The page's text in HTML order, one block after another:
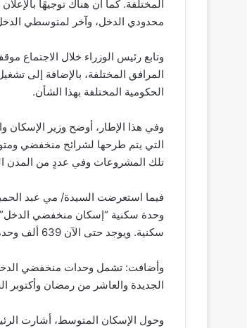
محدودي الدخل، وآخر لمتوسطي
وتابع رئيس الوزراء خلال الاجتماع
المرافق المختلفة، بالإضافة إلى
الحكومية المختلفة بهذا الشأن.
وفي هذا الإطار، أوضح وزير الإسكان
التي يتم طرحها لشرائح منخفضي
تلك المشروعات وفي عددٍ من المدن
فيما استعرضت السيدة/ مي عبد
سكنية. ويوجد حتى الآن 639 ألف وحدة سكنية مُخصصة من تلك الوحدات التي تم طرحها.
الجديدة والعاشر من رمضان وأكتوبر
وحول الإسكان المتوسط، أشارت